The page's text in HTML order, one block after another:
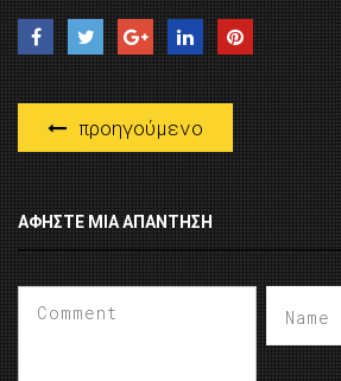
προηγούμενο
ΑΦΉΣΤΕ ΜΙΑ ΑΠΆΝΤΗΣΗ